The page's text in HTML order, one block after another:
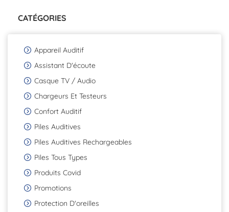
CATÉGORIES
Appareil Auditif
Assistant D'écoute
Casque TV / Audio
Chargeurs Et Testeurs
Confort Auditif
Piles Auditives
Piles Auditives Rechargeables
Piles Tous Types
Produits Covid
Promotions
Protection D'oreilles